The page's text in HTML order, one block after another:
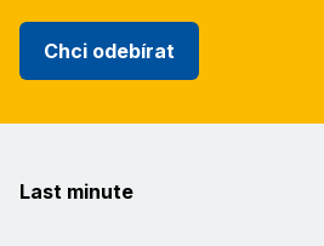
Chci odebírat
Last minute